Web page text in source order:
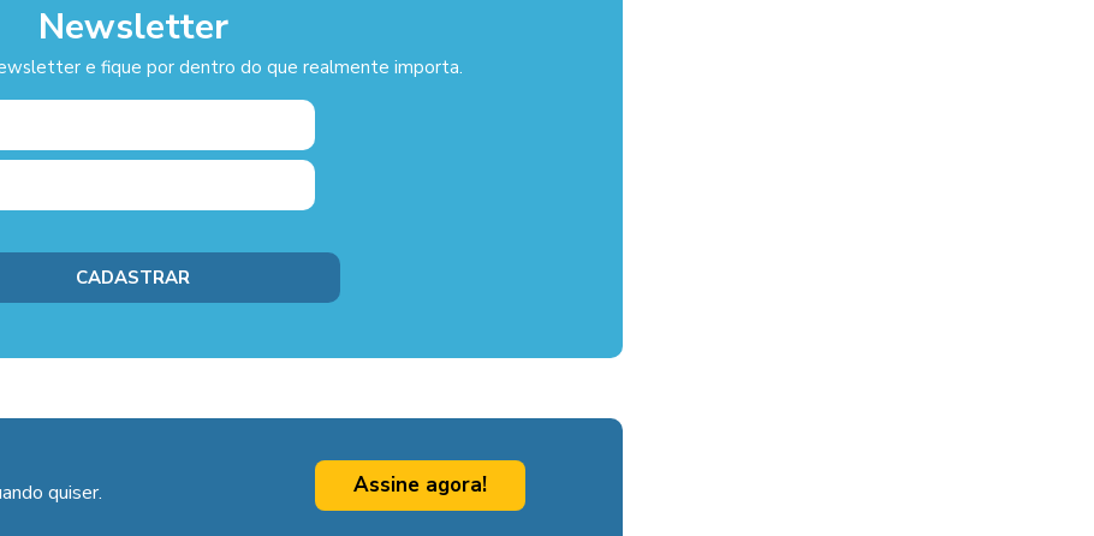
Newsletter
e fique por dentro do que realmente importa.
quiser. Assine agora!